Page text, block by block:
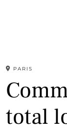
PARIS
total